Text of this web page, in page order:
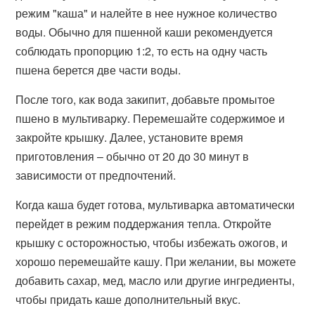
режим "каша" и налейте в нее нужное количество
воды. Обычно для пшенной каши рекомендуется
соблюдать пропорцию 1:2, то есть на одну часть
пшена берется две части воды.
После того, как вода закипит, добавьте промытое
пшено в мультиварку. Перемешайте содержимое и
закройте крышку. Далее, установите время
приготовления – обычно от 20 до 30 минут в
зависимости от предпочтений.
Когда каша будет готова, мультиварка автоматически
перейдет в режим поддержания тепла. Откройте
крышку с осторожностью, чтобы избежать ожогов, и
хорошо перемешайте кашу. При желании, вы можете
добавить сахар, мед, масло или другие ингредиенты,
чтобы придать каше дополнительный вкус.